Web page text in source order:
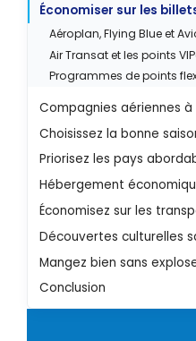
Économiser sur les
Aéroplan, Flying Blue et
Air Transat et les points
Priorisez les pays
Hébergement
Découvertes culturelles
Mangez bien sans
Conclusion